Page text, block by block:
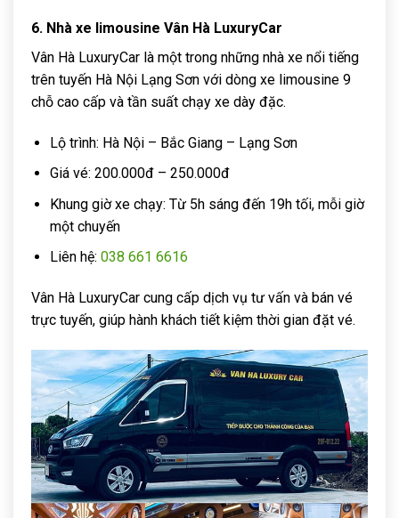
6. Nhà xe limousine Vân Hà LuxuryCar
Vân Hà LuxuryCar là một trong những nhà xe nổi tiếng
trên tuyến Hà Nội Lạng Sơn với dòng xe limousine 9
chỗ cao cấp và tần suất chạy xe dày đặc.
Lộ trình: Hà Nội – Bắc Giang – Lạng Sơn
Giá vé: 200.000đ – 250.000đ
Khung giờ xe chạy: Từ 5h sáng đến 19h tối, mỗi giờ
một chuyến
Liên hệ: 038 661 6616
Vân Hà LuxuryCar cung cấp dịch vụ tư vấn và bán vé
trực tuyến, giúp hành khách tiết kiệm thời gian đặt vé.